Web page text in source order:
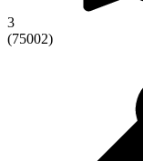
3
(75002)